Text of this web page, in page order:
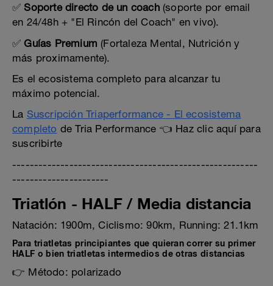
✅Soporte directo de un coach(soporte por email
en 24/48h + "El Rincón del Coach" en vivo).
✅Guías Premium (Fortaleza Mental, Nutrición y
más proximamente).
Es el ecosistema completo para alcanzar tu
máximo potencial.
La Suscripción Triaperformance - El ecosistema
completo de Tria Performance 👈 Haz clic aquí para
suscribirte
--------------------------------------------------------
----------------------
Triatlón - HALF / Media distancia
Natación: 1900m, Ciclismo: 90km, Running: 21.1km
Para triatletas principiantes que quieran correr su primer
HALF o bien triatletas intermedios de otras distancias
👉 Método: polarizado